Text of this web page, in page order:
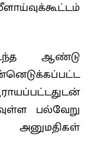
ஆண்டு
பல்வேறு